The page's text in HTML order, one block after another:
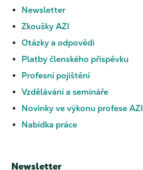
Newsletter
Zkoušky AZI
Otázky a odpovědi
Platby členského příspěvku
Profesní pojištění
Vzdělávání a semináře
Novinky ve výkonu profese AZI
Nabídka práce
Newsletter